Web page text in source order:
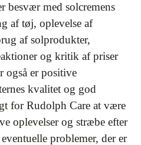
besvær med solcremens
af tøj, oplevelse af
af solprodukter,
og kritik af priser
også er positive
kvalitet og god
for Rudolph Care at være
oplevelser og stræbe efter
problemer, der er